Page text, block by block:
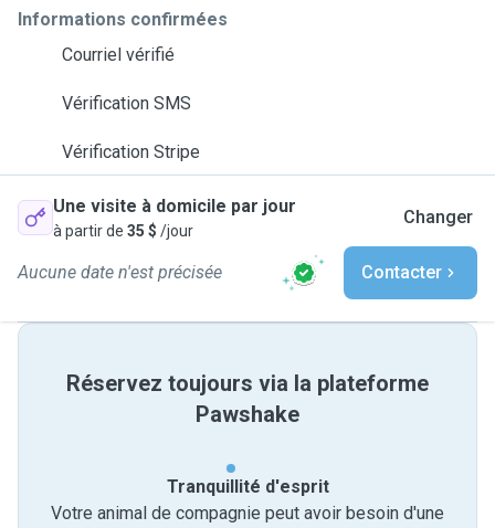
Informations confirmées
Courriel vérifié
Vérification SMS
Vérification Stripe
Une visite à domicile par jour
à partir de 35 $ /jour
Changer
Aucune date n'est précisée Contacter
Réservez toujours via la plateforme
Pawshake
Tranquillité d'esprit
Votre animal de compagnie peut avoir besoin d'une